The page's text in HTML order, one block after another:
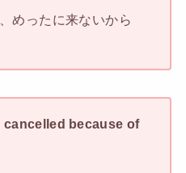
めったに来ないから
because of